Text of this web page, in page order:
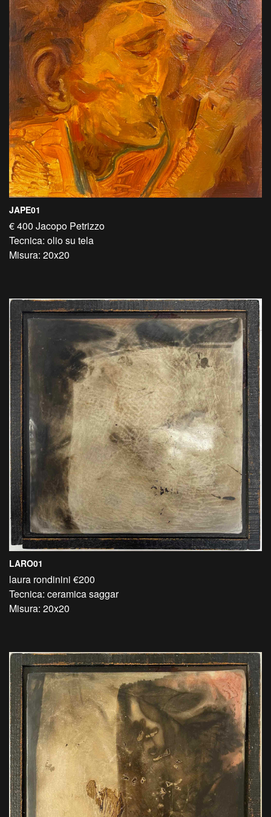
JAPE01
€ 400 Jacopo Petrizzo
Tecnica: olio su tela
Misura: 20x20
LARO01
laura rondinini €200
Tecnica: ceramica saggar
Misura: 20x20